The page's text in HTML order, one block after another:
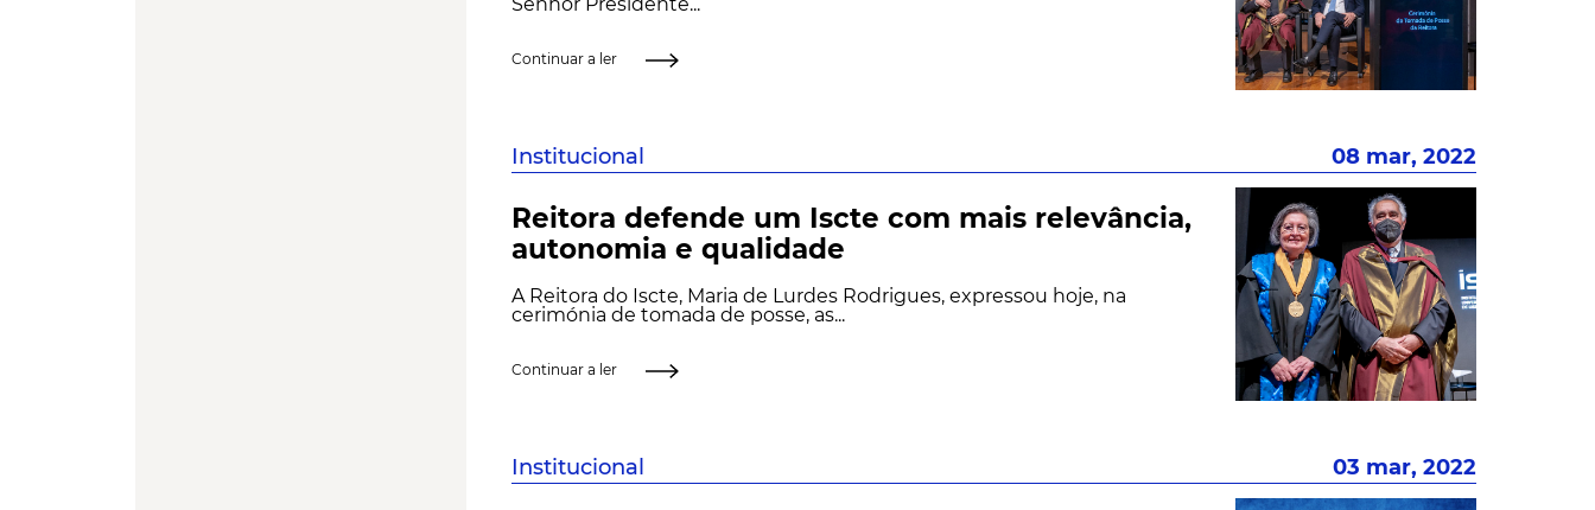
Senhor Presidente...
Continuar a ler
Institucional 08 mar, 2022
Reitora defende um Iscte com mais relevância,
autonomia e qualidade
A Reitora do Iscte, Maria de Lurdes Rodrigues, expressou hoje, na
cerimónia de tomada de posse, as...
Continuar a ler
Institucional 03 mar, 2022